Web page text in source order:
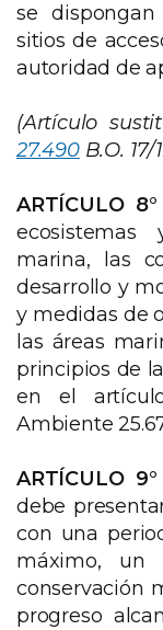
se
sitios de
autoridad de
(Artículo
27.490 B.O. 17/
ARTÍCULO
ecosistemas
marina, las
desarrollo y
y medidas de
las áreas
principios de
en el
Ambiente
ARTÍCULO
debe
con una
máximo, un
conservación
progreso